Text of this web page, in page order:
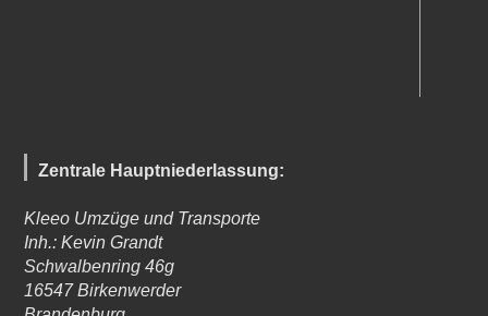
Zentrale Hauptniederlassung:
Kleeo Umzüge und Transporte
Inh.: Kevin Grandt
Schwalbenring 46g
16547 Birkenwerder